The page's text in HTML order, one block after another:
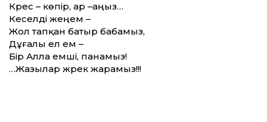
Күрес – көпір, ар –аңыз…
Кеселді жеңем –
Жол тапқан батыр бабамыз,
Дұғалы ел ем –
Бір Алла емші, панамыз!
…Жазылар жүрек жарамыз!!!